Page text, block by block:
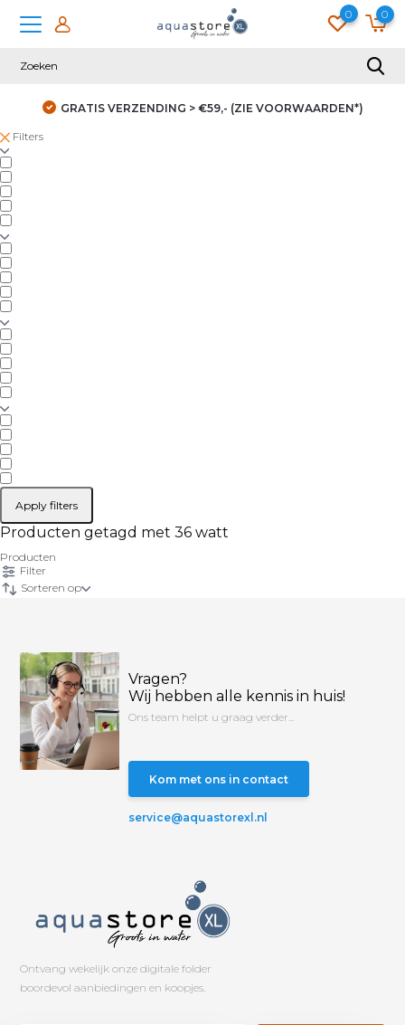
0 0
GRATIS VERZENDING > €59,- (ZIE VOORWAARDEN*)
Filters
Apply filters
Producten getagd met 36 watt
Producten
Filter
Sorteren op
Vragen?
Wij hebben alle kennis in huis!
Ons team helpt u graag verder...
Kom met ons in contact
service@aquastorexl.nl
Ontvang wekelijk onze digitale folder
boordevol aanbiedingen en koopjes.